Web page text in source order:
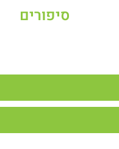
סיפורים
בדרום-גרמניה.